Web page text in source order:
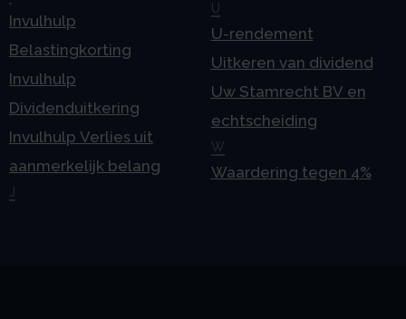
Invulhulp
Belastingkorting
Invulhulp
Dividenduitkering
Invulhulp Verlies uit
aanmerkelijk belang
U
U-rendement
Uitkeren van dividend
Uw Stamrecht BV en
echtscheiding
W
Waardering tegen 4%